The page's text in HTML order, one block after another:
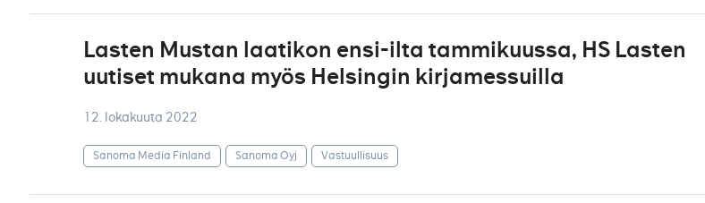
Lasten Mustan laatikon ensi-ilta tammikuussa, HS Lasten
uutiset mukana myös Helsingin kirjamessuilla
12. lokakuuta 2022
Sanoma Media Finland Sanoma Oyj Vastuullisuus